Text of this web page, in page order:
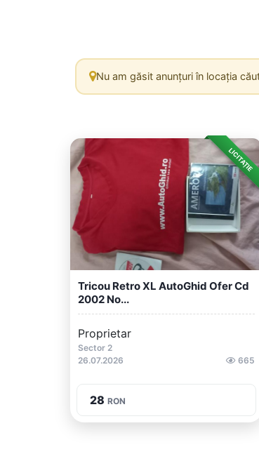
Nu am găsit anunțuri în locația
LICITAȚIE
Tricou Retro XL AutoGhid Ofer Cd
2002 No...
Proprietar
Sector 2
26.07.2026
665
28 RON